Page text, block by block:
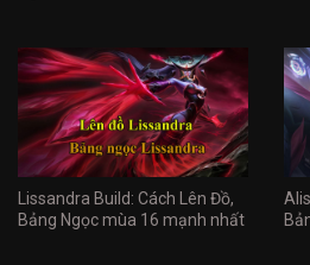
Lissandra Build: Cách Lên Đồ,
Bảng Ngọc mùa 16 mạnh nhất